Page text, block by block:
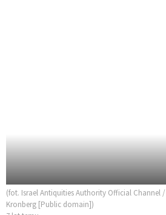
(fot. Israel Antiquities Authority Official
Kronberg [Public domain])